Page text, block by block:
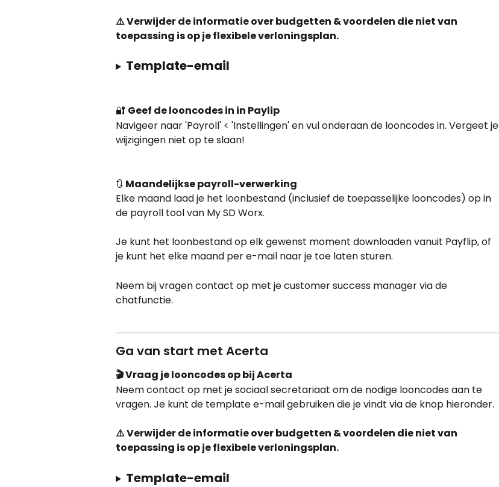
⚠️ Verwijder de informatie over budgetten & voordelen die niet van
toepassing is op je flexibele verloningsplan.
Template-email
🔐 Geef de looncodes in in Paylip
Navigeer naar 'Payroll' < 'Instellingen' en vul onderaan de looncodes in. Vergeet je
wijzigingen niet op te slaan!
🔃 Maandelijkse payroll-verwerking
Elke maand laad je het loonbestand (inclusief de toepasselijke looncodes) op in
de payroll tool van My SD Worx.
Je kunt het loonbestand op elk gewenst moment downloaden vanuit Payflip, of
je kunt het elke maand per e-mail naar je toe laten sturen.
Neem bij vragen contact op met je customer success manager via de
chatfunctie.
Ga van start met Acerta
🎬 Vraag je looncodes op bij Acerta
Neem contact op met je sociaal secretariaat om de nodige looncodes aan te
vragen. Je kunt de template e-mail gebruiken die je vindt via de knop hieronder.
⚠️ Verwijder de informatie over budgetten & voordelen die niet van
toepassing is op je flexibele verloningsplan.
Template-email